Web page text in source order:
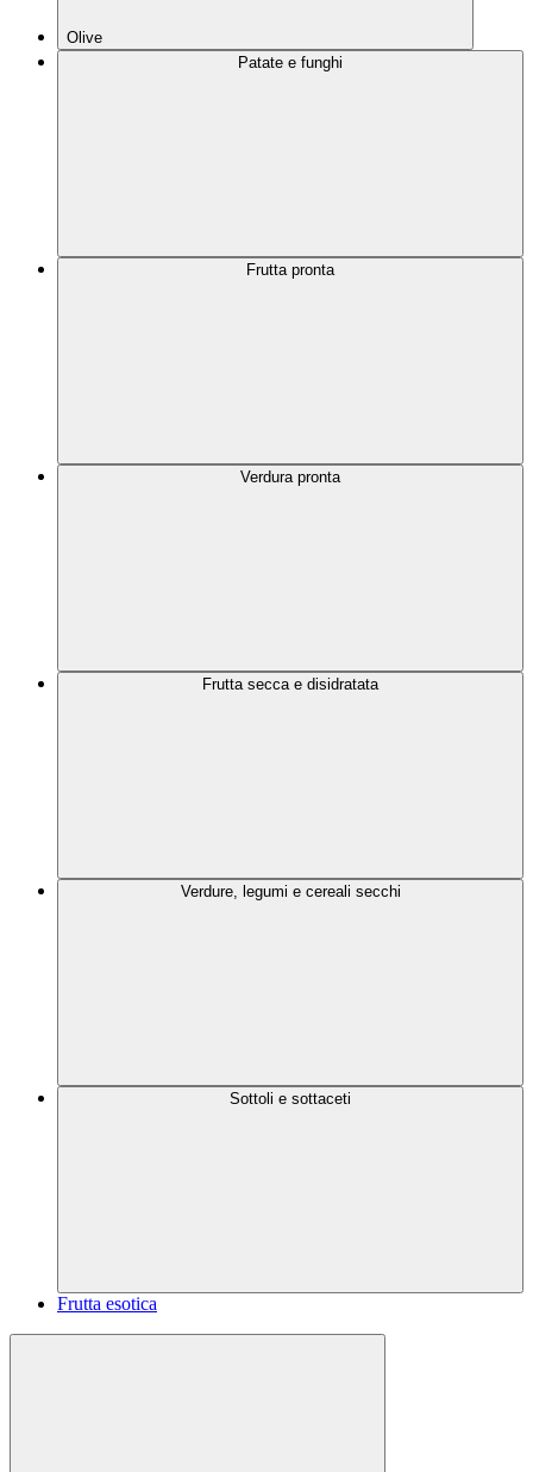
Olive
Patate e funghi
Frutta pronta
Verdura pronta
Frutta secca e disidratata
Verdure, legumi e cereali secchi
Sottoli e sottaceti
Frutta esotica